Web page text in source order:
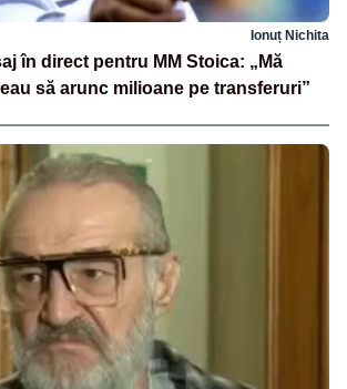
Ionuț Nichita
în direct pentru MM Stoica: „Mă
să arunc milioane pe transferuri”